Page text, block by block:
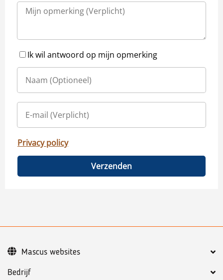
Ik wil antwoord op mijn opmerking
Privacy policy
Verzenden
Bedrijf
Mascus websites